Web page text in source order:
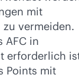
mit
vermeiden.
AFC in
erforderlich
Points mit